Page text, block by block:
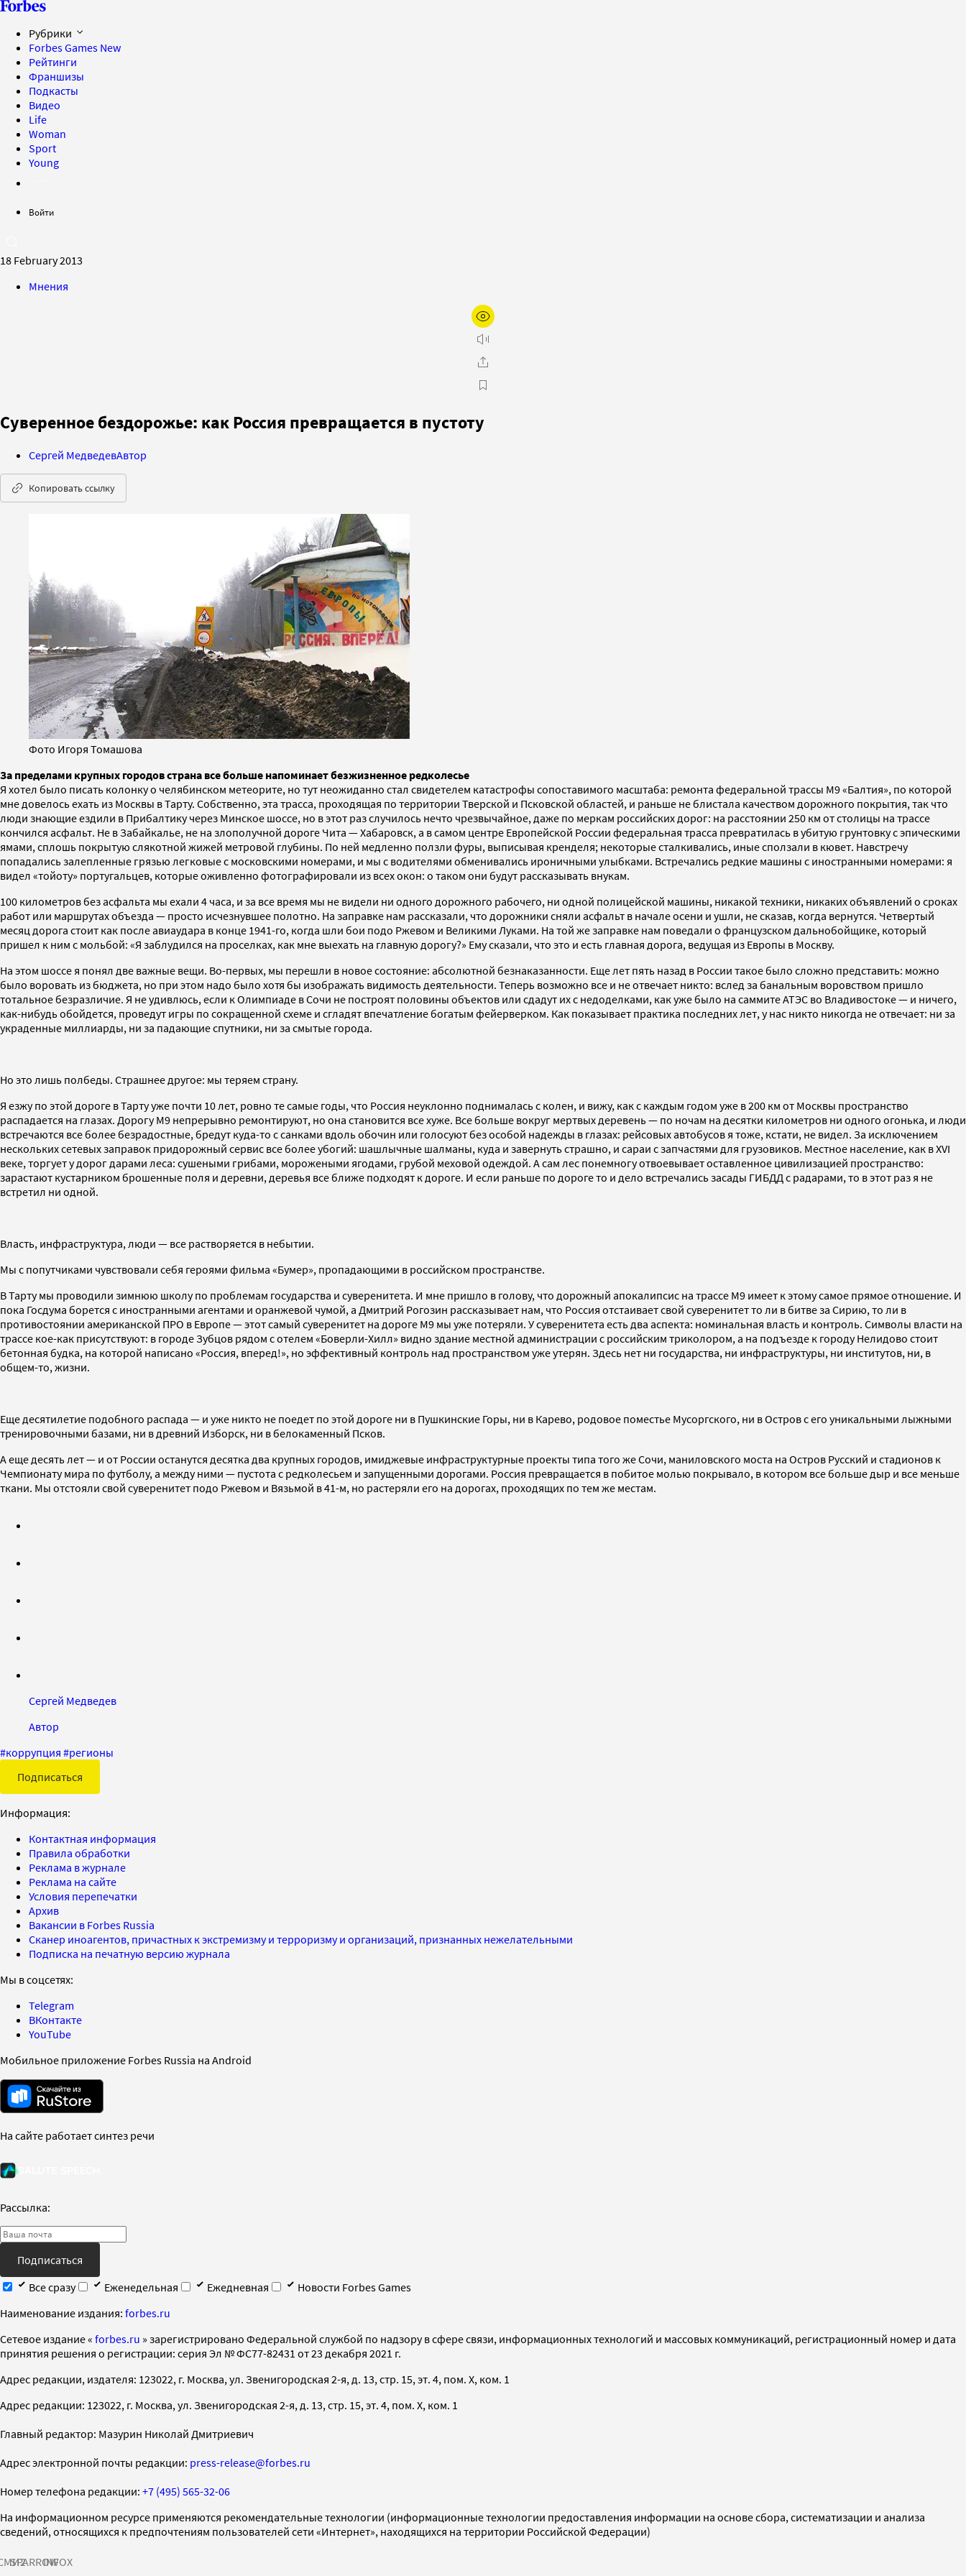
Рубрики
Forbes Games New
Рейтинги
Франшизы
Подкасты
Видео
Life
Woman
Sport
Young
Войти
18 February 2013
Мнения
Суверенное бездорожье: как Россия превращается в пустоту
Сергей МедведевАвтор
Копировать ссылку
Фото Игоря Томашова
За пределами крупных городов страна все больше напоминает безжизненное редколесье
Я хотел было писать колонку о челябинском метеорите, но тут неожиданно стал свидетелем катастрофы сопоставимого масштаба: ремонта федеральной трассы М9 «Балтия», по которой
мне довелось ехать из Москвы в Тарту. Собственно, эта трасса, проходящая по территории Тверской и Псковской областей, и раньше не блистала качеством дорожного покрытия, так что
люди знающие ездили в Прибалтику через Минское шоссе, но в этот раз случилось нечто чрезвычайное, даже по меркам российских дорог: на расстоянии 250 км от столицы на трассе
кончился асфальт. Не в Забайкалье, не на злополучной дороге Чита — Хабаровск, а в самом центре Европейской России федеральная трасса превратилась в убитую грунтовку с эпическими
ямами, сплошь покрытую слякотной жижей метровой глубины. По ней медленно ползли фуры, выписывая кренделя; некоторые сталкивались, иные сползали в кювет. Навстречу
попадались залепленные грязью легковые с московскими номерами, и мы с водителями обменивались ироничными улыбками. Встречались редкие машины с иностранными номерами: я
видел «тойоту» португальцев, которые оживленно фотографировали из всех окон: о таком они будут рассказывать внукам.
100 километров без асфальта мы ехали 4 часа, и за все время мы не видели ни одного дорожного рабочего, ни одной полицейской машины, никакой техники, никаких объявлений о сроках
работ или маршрутах объезда — просто исчезнувшее полотно. На заправке нам рассказали, что дорожники сняли асфальт в начале осени и ушли, не сказав, когда вернутся. Четвертый
месяц дорога стоит как после авиаудара в конце 1941-го, когда шли бои подо Ржевом и Великими Луками. На той же заправке нам поведали о французском дальнобойщике, который
пришел к ним с мольбой: «Я заблудился на проселках, как мне выехать на главную дорогу?» Ему сказали, что это и есть главная дорога, ведущая из Европы в Москву.
На этом шоссе я понял две важные вещи. Во-первых, мы перешли в новое состояние: абсолютной безнаказанности. Еще лет пять назад в России такое было сложно представить: можно
было воровать из бюджета, но при этом надо было хотя бы изображать видимость деятельности. Теперь возможно все и не отвечает никто: вслед за банальным воровством пришло
тотальное безразличие. Я не удивлюсь, если к Олимпиаде в Сочи не построят половины объектов или сдадут их с недоделками, как уже было на саммите АТЭС во Владивостоке — и ничего,
как-нибудь обойдется, проведут игры по сокращенной схеме и сгладят впечатление богатым фейерверком. Как показывает практика последних лет, у нас никто никогда не отвечает: ни за
украденные миллиарды, ни за падающие спутники, ни за смытые города.
Но это лишь полбеды. Страшнее другое: мы теряем страну.
Я езжу по этой дороге в Тарту уже почти 10 лет, ровно те самые годы, что Россия неуклонно поднималась с колен, и вижу, как с каждым годом уже в 200 км от Москвы пространство
распадается на глазах. Дорогу М9 непрерывно ремонтируют, но она становится все хуже. Все больше вокруг мертвых деревень — по ночам на десятки километров ни одного огонька, и люди
встречаются все более безрадостные, бредут куда-то с санками вдоль обочин или голосуют без особой надежды в глазах: рейсовых автобусов я тоже, кстати, не видел. За исключением
нескольких сетевых заправок придорожный сервис все более убогий: шашлычные шалманы, куда и завернуть страшно, и сараи с запчастями для грузовиков. Местное население, как в XVI
веке, торгует у дорог дарами леса: сушеными грибами, морожеными ягодами, грубой меховой одеждой. А сам лес понемногу отвоевывает оставленное цивилизацией пространство:
зарастают кустарником брошенные поля и деревни, деревья все ближе подходят к дороге. И если раньше по дороге то и дело встречались засады ГИБДД с радарами, то в этот раз я не
встретил ни одной.
Власть, инфраструктура, люди — все растворяется в небытии.
Мы с попутчиками чувствовали себя героями фильма «Бумер», пропадающими в российском пространстве.
В Тарту мы проводили зимнюю школу по проблемам государства и суверенитета. И мне пришло в голову, что дорожный апокалипсис на трассе М9 имеет к этому самое прямое отношение. И
пока Госдума борется с иностранными агентами и оранжевой чумой, а Дмитрий Рогозин рассказывает нам, что Россия отстаивает свой суверенитет то ли в битве за Сирию, то ли в
противостоянии американской ПРО в Европе — этот самый суверенитет на дороге М9 мы уже потеряли. У суверенитета есть два аспекта: номинальная власть и контроль. Символы власти на
трассе кое-как присутствуют: в городе Зубцов рядом с отелем «Боверли-Хилл» видно здание местной администрации с российским триколором, а на подъезде к городу Нелидово стоит
бетонная будка, на которой написано «Россия, вперед!», но эффективный контроль над пространством уже утерян. Здесь нет ни государства, ни инфраструктуры, ни институтов, ни, в
общем-то, жизни.
Еще десятилетие подобного распада — и уже никто не поедет по этой дороге ни в Пушкинские Горы, ни в Карево, родовое поместье Мусоргского, ни в Остров с его уникальными лыжными
тренировочными базами, ни в древний Изборск, ни в белокаменный Псков.
А еще десять лет — и от России останутся десятка два крупных городов, имиджевые инфраструктурные проекты типа того же Сочи, маниловского моста на Остров Русский и стадионов к
Чемпионату мира по футболу, а между ними — пустота с редколесьем и запущенными дорогами. Россия превращается в побитое молью покрывало, в котором все больше дыр и все меньше
ткани. Мы отстояли свой суверенитет подо Ржевом и Вязьмой в 41-м, но растеряли его на дорогах, проходящих по тем же местам.
Сергей Медведев
Автор
#коррупция #регионы
Подписаться
Информация:
Контактная информация
Правила обработки
Реклама в журнале
Реклама на сайте
Условия перепечатки
Архив
Вакансии в Forbes Russia
Сканер иноагентов, причастных к экстремизму и терроризму и организаций, признанных нежелательными
Подписка на печатную версию журнала
Мы в соцсетях:
Telegram
ВКонтакте
YouTube
Мобильное приложение Forbes Russia на Android
На сайте работает синтез речи
Рассылка:
Подписаться
Все сразу
Еженедельная Ежедневная
Новости Forbes Games
Наименование издания: forbes.ru
Cетевое издание « forbes.ru » зарегистрировано Федеральной службой по надзору в сфере связи, информационных технологий и массовых коммуникаций, регистрационный номер и дата
принятия решения о регистрации: серия Эл № ФС77-82431 от 23 декабря 2021 г.
Адрес редакции, издателя: 123022, г. Москва, ул. Звенигородская 2-я, д. 13, стр. 15, эт. 4, пом. X, ком. 1
Адрес редакции: 123022, г. Москва, ул. Звенигородская 2-я, д. 13, стр. 15, эт. 4, пом. X, ком. 1
Главный редактор: Мазурин Николай Дмитриевич
Адрес электронной почты редакции: press-release@forbes.ru
Номер телефона редакции: +7 (495) 565-32-06
На информационном ресурсе применяются рекомендательные технологии (информационные технологии предоставления информации на основе сбора, систематизации и анализа
сведений, относящихся к предпочтениям пользователей сети «Интернет», находящихся на территории Российской Федерации)
SPARROWINFOX